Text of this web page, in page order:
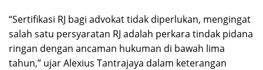
“Sertifikasi RJ bagi advokat tidak diperlukan, mengingat
salah satu persyaratan RJ adalah perkara tindak pidana
ringan dengan ancaman hukuman di bawah lima
tahun,” ujar Alexius Tantrajaya dalam keterangan